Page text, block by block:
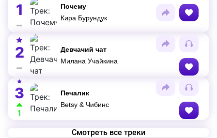
1
Почему
Кира Бурундук
2
Девчачий чат
Милана Учайкина
3
1
Печалик
Betsy & Чибинс
Смотреть все треки